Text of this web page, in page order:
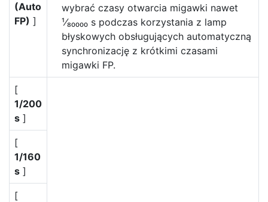
wybrać czasy otwarcia migawki nawet
¹⁄₈₀₀₀₀ s podczas korzystania z lamp
błyskowych obsługujących automatyczną
synchronizację z krótkimi czasami
migawki FP.
(Auto
FP) ]
[
1/200
s ]
[
1/160
s ]
[